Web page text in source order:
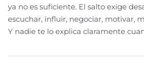
ya no es suficiente. El salto exige
escuchar, influir, negociar, motivar,
Y nadie te lo explica claramente